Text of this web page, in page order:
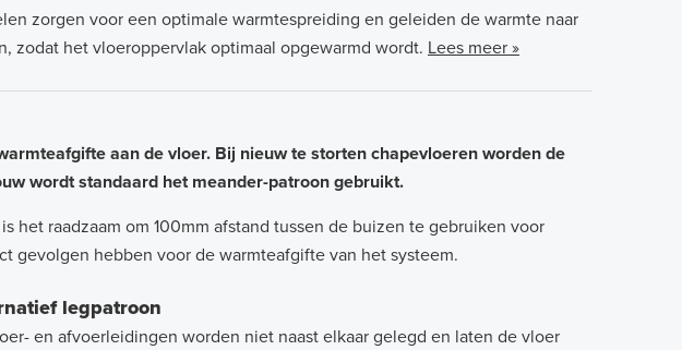
zorgen voor een optimale warmtespreiding en geleiden de warmte naar
zodat het vloeroppervlak optimaal opgewarmd wordt. Lees meer »
aan de vloer. Bij nieuw te storten chapevloeren worden de
wordt standaard het meander-patroon gebruikt.
raadzaam om 100mm afstand tussen de buizen te gebruiken voor
gevolgen hebben voor de warmteafgifte van het systeem.
legpatroon
en afvoerleidingen worden niet naast elkaar gelegd en laten de vloer